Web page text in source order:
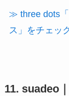
≫ three dots「
ス」をチェッ
11. suadeo